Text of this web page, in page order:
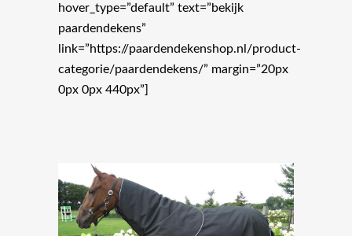
hover_type=”default” text=”bekijk
paardendekens”
link=”https://paardendekenshop.nl/product-
categorie/paardendekens/” margin=”20px
0px 0px 440px”]